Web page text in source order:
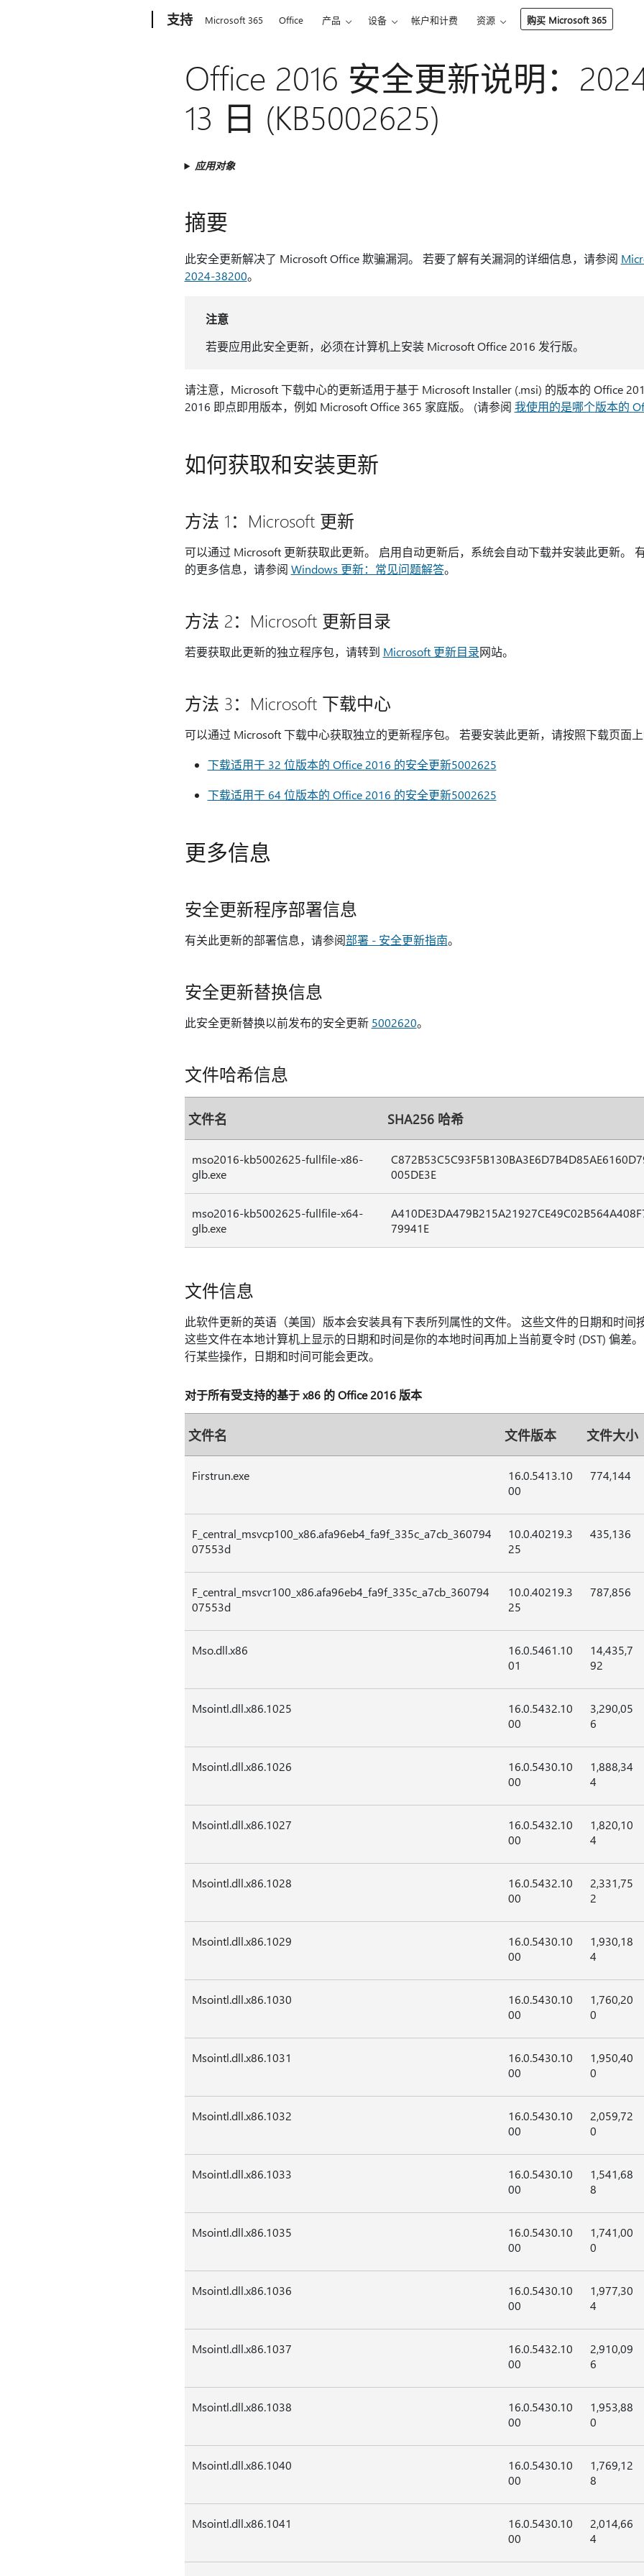
支持 Microsoft 365 Office 产品 设备 帐户和计费 资源 购买 Microsoft 365
Office 2016 安全更新说明：
13 日 (KB5002625)
应用对象
摘要
此安全更新解决了 Microsoft Office 欺骗漏洞。 若要了解有关漏洞的详细信息，请参阅
2024-38200。
注意
若要应用此安全更新，必须在计算机上安装 Microsoft Office 2016 发行版。
请注意，Microsoft 下载中心的更新适用于基于 Microsoft Installer (.msi) 的版本的 Office
2016 即点即用版本，例如 Microsoft Office 365 家庭版。 (请参阅 我使用的是哪个版本的
如何获取和安装更新
方法 1：Microsoft 更新
可以通过 Microsoft 更新获取此更新。 启用自动更新后，系统会自动下载并安装此更新。
的更多信息，请参阅 Windows 更新：常见问题解答。
方法 2：Microsoft 更新目录
若要获取此更新的独立程序包，请转到 Microsoft 更新目录网站。
方法 3：Microsoft 下载中心
可以通过 Microsoft 下载中心获取独立的更新程序包。 若要安装此更新，请按照下载页面上
下载适用于 32 位版本的 Office 2016 的安全更新5002625
下载适用于 64 位版本的 Office 2016 的安全更新5002625
更多信息
安全更新程序部署信息
有关此更新的部署信息，请参阅部署 - 安全更新指南。
安全更新替换信息
此安全更新替换以前发布的安全更新 5002620。
文件哈希信息
文件名 SHA256 哈希
mso2016-kb5002625-fullfile-x86-
glb.exe
005DE3E
mso2016-kb5002625-fullfile-x64-
glb.exe
79941E
文件信息
此软件更新的英语（美国）版本会安装具有下表所列属性的文件。 这些文件的日期和时间
这些文件在本地计算机上显示的日期和时间是你的本地时间再加上当前夏令时 (DST) 偏差
行某些操作，日期和时间可能会更改。
对于所有受支持的基于 x86 的 Office 2016 版本
文件名 文件版本 文件大小
Firstrun.exe
16.0.5413.10
00
774,144
F_central_msvcp100_x86.afa96eb4_fa9f_335c_a7cb_360794
07553d
10.0.40219.3
25
435,136
F_central_msvcr100_x86.afa96eb4_fa9f_335c_a7cb_360794
07553d
10.0.40219.3
25
787,856
Mso.dll.x86
16.0.5461.10
01
14,435,7
92
Msointl.dll.x86.1025
16.0.5432.10
00
3,290,05
6
Msointl.dll.x86.1026
16.0.5430.10
00
1,888,34
4
Msointl.dll.x86.1027
16.0.5432.10
00
1,820,10
4
Msointl.dll.x86.1028
16.0.5432.10
00
2,331,75
2
Msointl.dll.x86.1029
16.0.5430.10
00
1,930,18
4
Msointl.dll.x86.1030
16.0.5430.10
00
1,760,20
0
Msointl.dll.x86.1031
16.0.5430.10
00
1,950,40
0
Msointl.dll.x86.1032
16.0.5430.10
00
2,059,72
0
Msointl.dll.x86.1033
16.0.5430.10
00
1,541,68
8
Msointl.dll.x86.1035
16.0.5430.10
00
1,741,00
0
Msointl.dll.x86.1036
16.0.5430.10
00
1,977,30
4
Msointl.dll.x86.1037
16.0.5432.10
00
2,910,09
6
Msointl.dll.x86.1038
16.0.5430.10
00
1,953,88
0
Msointl.dll.x86.1040
16.0.5430.10
00
1,769,12
8
Msointl.dll.x86.1041
16.0.5430.10
00
2,014,66
4